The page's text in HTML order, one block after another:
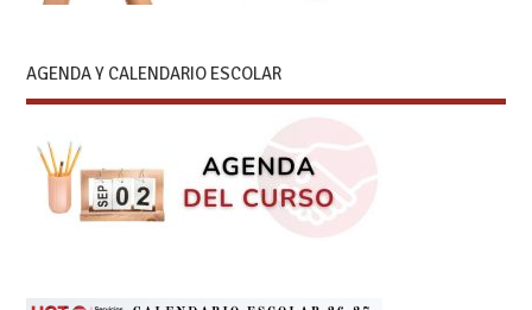
AGENDA Y CALENDARIO ESCOLAR